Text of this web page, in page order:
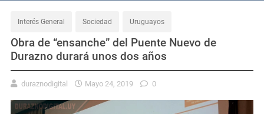
Interés General Sociedad Uruguayos
Obra de “ensanche” del Puente Nuevo de
Durazno durará unos dos años
duraznodigital Mayo 24, 2019 0